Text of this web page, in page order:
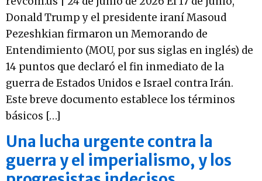
Donald Trump y el presidente iraní Masoud
Pezeshkian firmaron un Memorando de
Entendimiento (MOU, por sus siglas en inglés) de
14 puntos que declaró el fin inmediato de la
guerra de Estados Unidos e Israel contra Irán.
Este breve documento establece los términos
básicos […]
Una lucha urgente contra la
guerra y el imperialismo, y los